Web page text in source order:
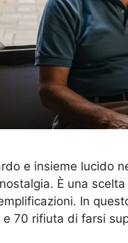
e insieme lucido
È una
In
e 70 rifiuta di farsi